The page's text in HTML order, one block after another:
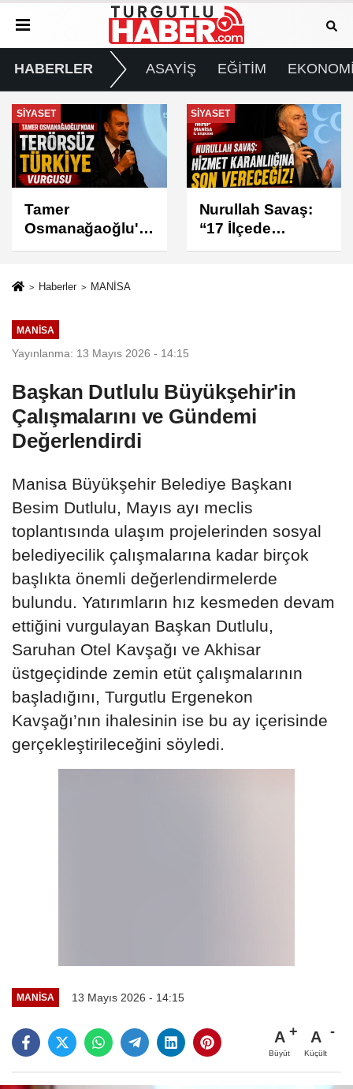
HABERLER ASAYİŞ EĞİTİM
SİYASET
Tamer
Osmanağaoğlu'n
dan “Terörsüz
SİYASET
Nurullah Savaş:
“17 İlçede
Cumhur İttifakı
Haberler MANİSA
MANİSA
Yayınlanma: 13 Mayıs 2026 - 14:15
Başkan Dutlulu Büyükşehir'in
Çalışmalarını ve Gündemi
Değerlendirdi
Manisa Büyükşehir Belediye Başkanı
Besim Dutlulu, Mayıs ayı meclis
toplantısında ulaşım projelerinden sosyal
belediyecilik çalışmalarına kadar birçok
başlıkta önemli değerlendirmelerde
bulundu. Yatırımların hız kesmeden devam
ettiğini vurgulayan Başkan Dutlulu,
Saruhan Otel Kavşağı ve Akhisar
üstgeçidinde zemin etüt çalışmalarının
başladığını, Turgutlu Ergenekon
Kavşağı’nın ihalesinin ise bu ay içerisinde
gerçekleştirileceğini söyledi.
MANİSA 13 Mayıs 2026 - 14:15
A
Büyüt
A
Küçült